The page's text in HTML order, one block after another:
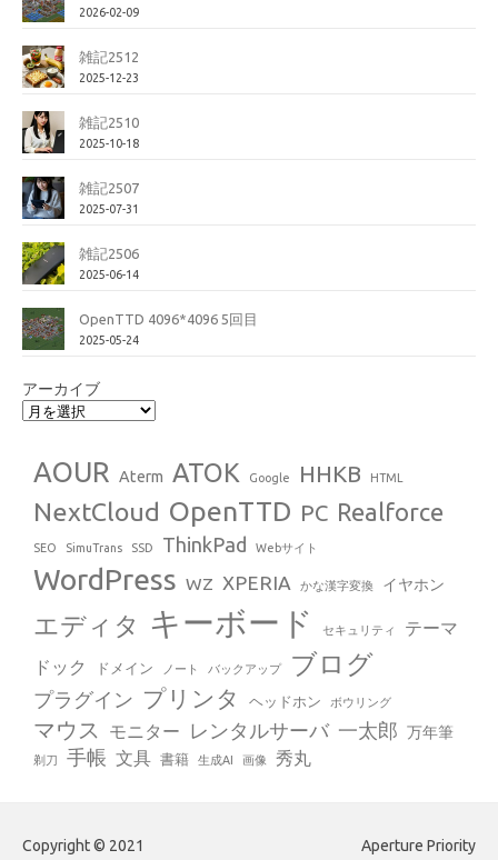
2026-02-09
雑記2512
2025-12-23
雑記2510
2025-10-18
雑記2507
2025-07-31
雑記2506
2025-06-14
OpenTTD 4096*4096 5回目
2025-05-24
アーカイブ
AOUR Aterm ATOK Google HHKB HTML
NextCloud OpenTTD PC Realforce
SEO SimuTrans SSD ThinkPad Webサイト
WordPress WZ XPERIA かな漢字変換 イヤホン
エディタ キーボード セキュリティ
テーマ
ドック
ドメイン ノート バックアップ ブログ
プラグイン プリンタ ヘッドホン ボウリング
マウス モニター レンタルサーバ 一太郎 万年筆
剃刀 手帳 文具 書籍 生成AI 画像 秀丸
Copyright © 2021 Aperture Priority